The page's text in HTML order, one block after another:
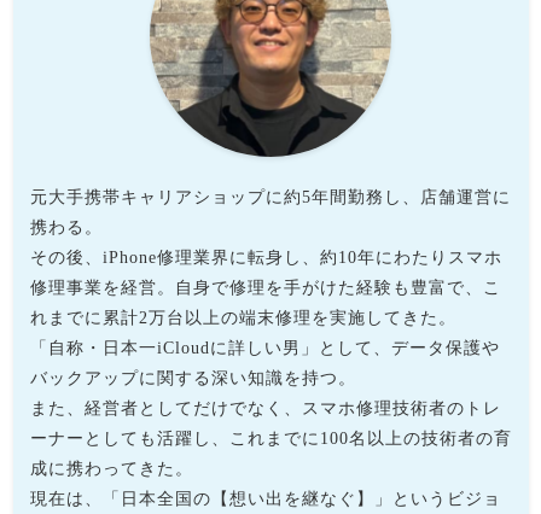
元大手携帯キャリアショップに約5年間勤務し、店舗運営に
携わる。
その後、iPhone修理業界に転身し、約10年にわたりスマホ
修理事業を経営。自身で修理を手がけた経験も豊富で、こ
れまでに累計2万台以上の端末修理を実施してきた。
「自称・日本一iCloudに詳しい男」として、データ保護や
バックアップに関する深い知識を持つ。
また、経営者としてだけでなく、スマホ修理技術者のトレ
ーナーとしても活躍し、これまでに100名以上の技術者の育
成に携わってきた。
現在は、「日本全国の【想い出を継なぐ】」というビジョ